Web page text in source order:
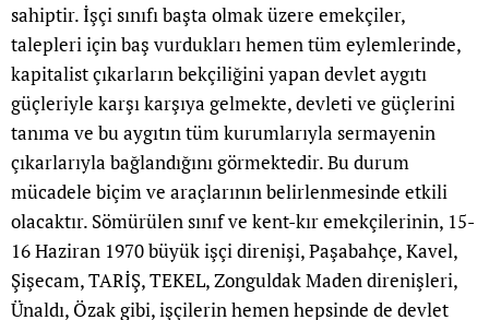
sahiptir. İşçi sınıfı başta olmak üzere emekçiler,
talepleri için baş vurdukları hemen tüm eylemlerinde,
kapitalist çıkarların bekçiliğini yapan devlet aygıtı
güçleriyle karşı karşıya gelmekte, devleti ve güçlerini
tanıma ve bu aygıtın tüm kurumlarıyla sermayenin
çıkarlarıyla bağlandığını görmektedir. Bu durum
mücadele biçim ve araçlarının belirlenmesinde etkili
olacaktır. Sömürülen sınıf ve kent-kır emekçilerinin, 15-
16 Haziran 1970 büyük işçi direnişi, Paşabahçe, Kavel,
Şişecam, TARİŞ, TEKEL, Zonguldak Maden direnişleri,
Ünaldı, Özak gibi, işçilerin hemen hepsinde de devlet